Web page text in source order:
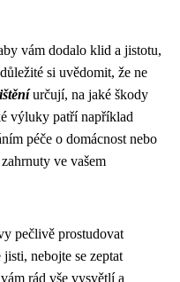
vám dodalo klid a jistotu,
si uvědomit, že ne
určují, na jaké škody
výluky patří například
péče o domácnost nebo
ve vašem
pečlivě prostudovat
nebojte se zeptat
rád vše vysvětlí a